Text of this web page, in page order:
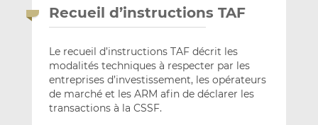
Recueil d’instructions TAF
Le recueil d’instructions TAF décrit les
modalités techniques à respecter par les
entreprises d’investissement, les opérateurs
de marché et les ARM afin de déclarer les
transactions à la CSSF.